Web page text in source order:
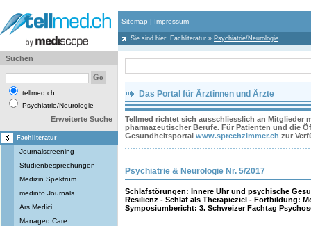
Sitemap | Impressum
Sie sind hier: Fachliteratur » Psychiatrie/Neurologie
Suchen
tellmed.ch
Psychiatrie/Neurologie
Erweiterte Suche
Fachliteratur
Journalscreening
Studienbesprechungen
Medizin Spektrum
medinfo Journals
Ars Medici
Managed Care
Das Portal für Ärztinnen und Ärzte
Tellmed richtet sich ausschliesslich an Mitglieder
pharmazeutischer Berufe. Für Patienten und die
Gesundheitsportal www.sprechzimmer.ch zur
Psychiatrie & Neurologie Nr. 5/2017
Schlafstörungen: Innere Uhr und psychische
Resilienz - Schlaf als Therapieziel - Fortbildung:
Symposiumbericht: 3. Schweizer Fachtag